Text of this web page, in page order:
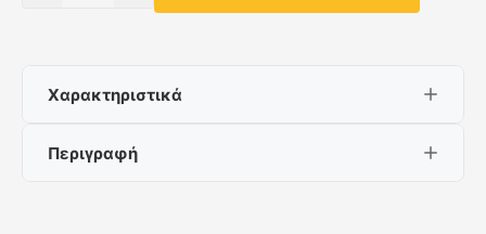
Χαρακτηριστικά
Ισχύς 2800 W
Περιγραφή